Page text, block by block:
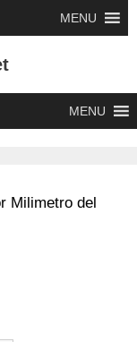
MENU
MENU
Milimetro del